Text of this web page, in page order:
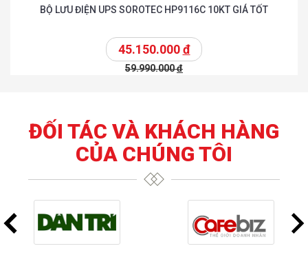
BỘ LƯU ĐIỆN UPS SOROTEC HP9116C 10KT GIÁ TỐT
45.150.000đ
59.990.000đ
ĐỐI TÁC VÀ KHÁCH HÀNG
CỦA CHÚNG TÔI